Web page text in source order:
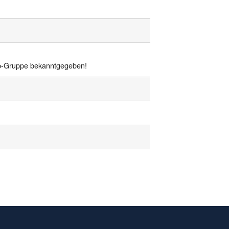
bekanntgegeben!